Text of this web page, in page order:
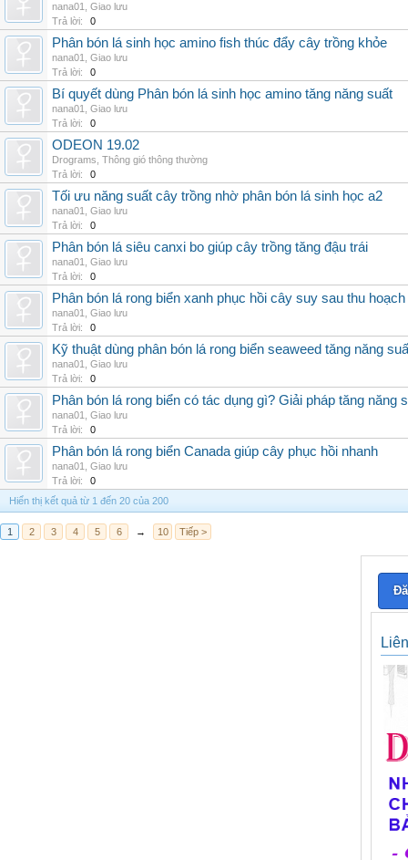
nana01
Giao lưu
Trả lời:
0
Phân bón lá sinh học amino fish thúc đẩy cây trồng khỏe
nana01
Giao lưu
Trả lời:
0
Bí quyết dùng Phân bón lá sinh học amino tăng năng suất
nana01
Giao lưu
Trả lời:
0
ODEON 19.02
Drograms Thông gió thông thường
Trả lời:
0
Tối ưu năng suất cây trồng nhờ phân bón lá sinh học a2
nana01
Giao lưu
Trả lời:
0
Phân bón lá siêu canxi bo giúp cây trồng tăng đậu trái
nana01
Giao lưu
Trả lời:
0
Phân bón lá rong biển xanh phục hồi cây suy sau thu hoạch
nana01
Giao lưu
Trả lời:
0
Kỹ thuật dùng phân bón lá rong biển seaweed tăng năng
nana01
Giao lưu
Trả lời:
0
Phân bón lá rong biển có tác dụng gì? Giải pháp tăng năng
nana01
Giao lưu
Trả lời:
0
Phân bón lá rong biển Canada giúp cây phục hồi nhanh
nana01
Giao lưu
Trả lời:
0
Hiển thị kết quả từ 1 đến 20 của 200
1 2 3 4 5 6 → 10 Tiếp >